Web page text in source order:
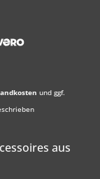
und ggf.
aus